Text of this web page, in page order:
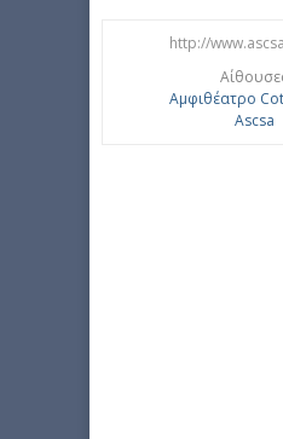
http://
Αμφιθέατρο
Ascsa